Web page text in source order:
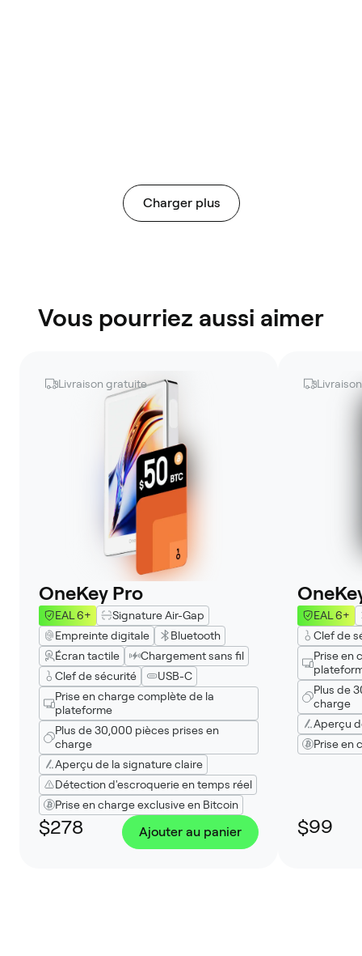
Charger plus
Vous pourriez aussi aimer
Livraison gratuite
OneKey Pro
EAL 6+
Signature Air-Gap
Empreinte digitale
Bluetooth
Écran tactile
Chargement sans fil
Clef de sécurité
USB-C
Prise en charge complète de la
plateforme
Plus de 30,000 pièces prises en
charge
Aperçu de la signature claire
Détection d'escroquerie en temps réel
Prise en charge exclusive en Bitcoin
$278 Ajouter au panier
EAL 6+
Clef de
Prise en
Plus de
charge
Aperçu
Prise en
$99